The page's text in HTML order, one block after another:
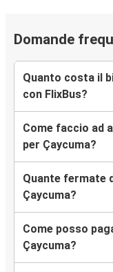
Domande
Quanto costa il
con FlixBus?
Come faccio ad
per Çaycuma?
Quante fermate
Çaycuma?
Come posso
Çaycuma?